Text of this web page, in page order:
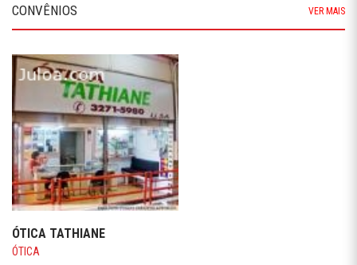
CONVÊNIOS VER MAIS
ÓTICA TATHIANE
ÓTICA